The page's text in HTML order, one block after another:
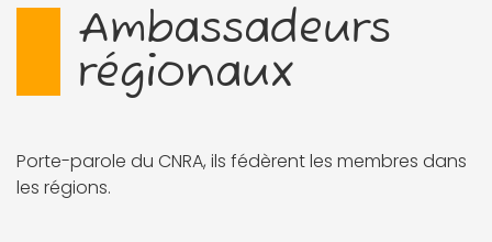
Ambassadeurs
régionaux
Porte-parole du CNRA, ils fédèrent les membres dans
les régions.